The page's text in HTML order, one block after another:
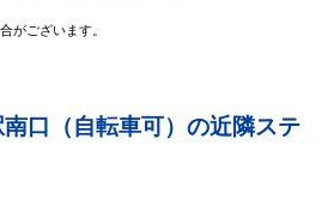
がございます。
南口（自転車可）の近隣ステ